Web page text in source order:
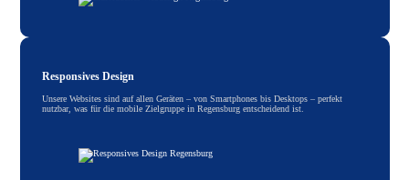
Responsives Design
Unsere Websites sind auf allen Geräten – von Smartphones bis Desktops – perfekt
nutzbar, was für die mobile Zielgruppe in Regensburg entscheidend ist.